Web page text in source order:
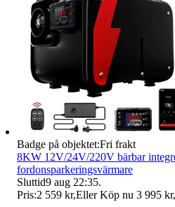
Badge på objektet:Fri frakt
8KW 12V/24V/220V bärbar
fordonsparkeringsvärmare
Sluttid9 aug 22:35.
Pris:2 559 kr,Eller Köp nu 3 995 kr,